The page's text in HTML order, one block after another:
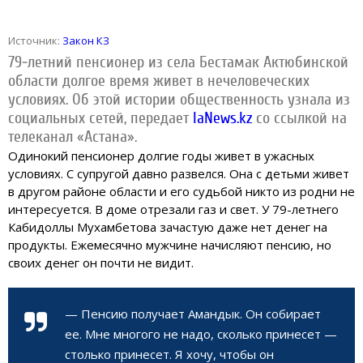
Источник: Закон КЗ
79-летний пенсионер из села Бестамак Актюбинской
области долгое время живет в нечеловеческих
условиях. Об этой истории общественность узнала из
социальных сетей, передаетIaNews.kz со ссылкой на
телеканал «Астана».
Одинокий пенсионер долгие годы живет в ужасных
условиях. С супругой давно развелся. Она с детьми живет
в другом районе области и его судьбой никто из родни не
интересуется. В доме отрезали газ и свет. У 79-летнего
Кабидоллы Мухамбетова зачастую даже нет денег на
продукты. Ежемесячно мужчине начисляют пенсию, но
своих денег он почти не видит.
— Пенсию получает Амандык. Он собирает
ее. Мне многого не надо, сколько принесет —
столько принесет. Я хочу, чтобы он